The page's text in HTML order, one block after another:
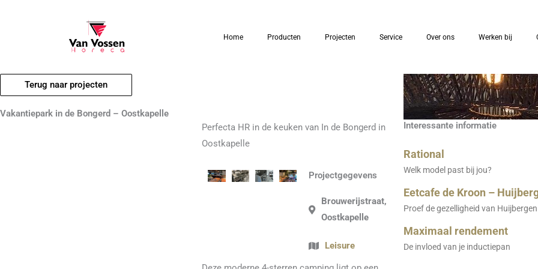
Home Producten Projecten Service Over ons Werken bij
Terug naar projecten
Vakantiepark in de Bongerd – Oostkapelle
Perfecta HR in de keuken van In de Bongerd in
Oostkapelle
Projectgegevens
Brouwerijstraat,
Oostkapelle
Leisure
Interessante informatie
Rational
Welk model past bij jou?
Eetcafe de Kroon –
Proef de gezelligheid van Huijbergen
Maximaal rendement
De invloed van je inductiepan